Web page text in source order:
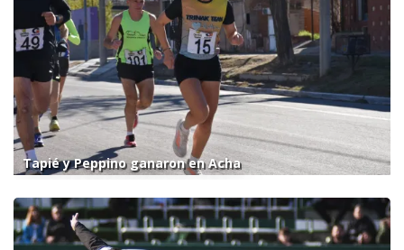
Tapié y Peppino ganaron en Acha